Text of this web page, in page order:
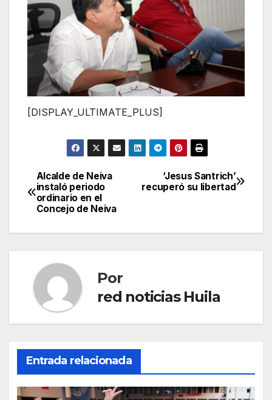
[DISPLAY_ULTIMATE_PLUS]
Navegación
de
entradas
‘Jesus Santrich’
recuperó su libertad
Alcalde de Neiva
instaló periodo
ordinario en el
Concejo de Neiva
Por
red noticias Huila
Entrada relacionada